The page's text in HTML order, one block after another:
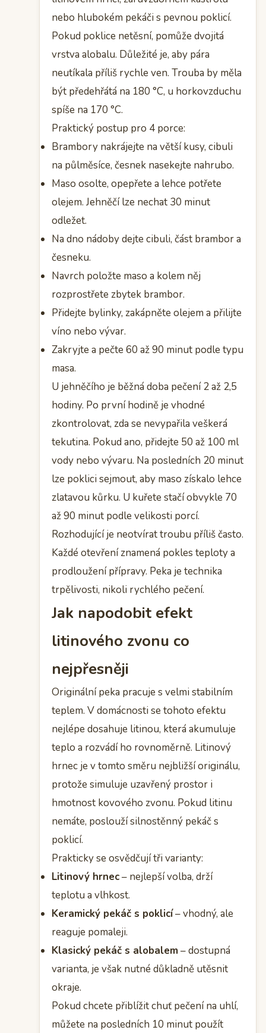
nebo hlubokém pekáči s pevnou poklicí.
Pokud poklice netěsní, pomůže dvojitá
vrstva alobalu. Důležité je, aby pára
neutíkala příliš rychle ven. Trouba by měla
být předehřátá na 180 °C, u horkovzduchu
spíše na 170 °C.
Praktický postup pro 4 porce:
Brambory nakrájejte na větší kusy, cibuli
na půlměsíce, česnek nasekejte nahrubo.
Maso osolte, opepřete a lehce potřete
olejem. Jehněčí lze nechat 30 minut
odležet.
Na dno nádoby dejte cibuli, část brambor a
česneku.
Navrch položte maso a kolem něj
rozprostřete zbytek brambor.
Přidejte bylinky, zakápněte olejem a přilijte
víno nebo vývar.
Zakryjte a pečte 60 až 90 minut podle typu
masa.
U jehněčího je běžná doba pečení 2 až 2,5
hodiny. Po první hodině je vhodné
zkontrolovat, zda se nevypařila veškerá
tekutina. Pokud ano, přidejte 50 až 100 ml
vody nebo vývaru. Na posledních 20 minut
lze poklici sejmout, aby maso získalo lehce
zlatavou kůrku. U kuřete stačí obvykle 70
až 90 minut podle velikosti porcí.
Rozhodující je neotvírat troubu příliš často.
Každé otevření znamená pokles teploty a
prodloužení přípravy. Peka je technika
trpělivosti, nikoli rychlého pečení.
Jak napodobit efekt
litinového zvonu co
nejpřesněji
Originální peka pracuje s velmi stabilním
teplem. V domácnosti se tohoto efektu
nejlépe dosahuje litinou, která akumuluje
teplo a rozvádí ho rovnoměrně. Litinový
hrnec je v tomto směru nejbližší originálu,
protože simuluje uzavřený prostor i
hmotnost kovového zvonu. Pokud litinu
nemáte, poslouží silnostěnný pekáč s
poklicí.
Prakticky se osvědčují tři varianty:
Litinový hrnec– nejlepší volba, drží
teplotu a vlhkost.
Keramický pekáč s poklicí– vhodný, ale
reaguje pomaleji.
Klasický pekáč s alobalem– dostupná
varianta, je však nutné důkladně utěsnit
okraje.
Pokud chcete přiblížit chuť pečení na uhlí,
můžete na posledních 10 minut použít